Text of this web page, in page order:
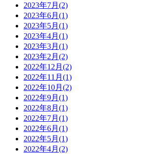
2023年7月(2)
2023年6月(1)
2023年5月(1)
2023年4月(1)
2023年3月(1)
2023年2月(2)
2022年12月(2)
2022年11月(1)
2022年10月(2)
2022年9月(1)
2022年8月(1)
2022年7月(1)
2022年6月(1)
2022年5月(1)
2022年4月(2)